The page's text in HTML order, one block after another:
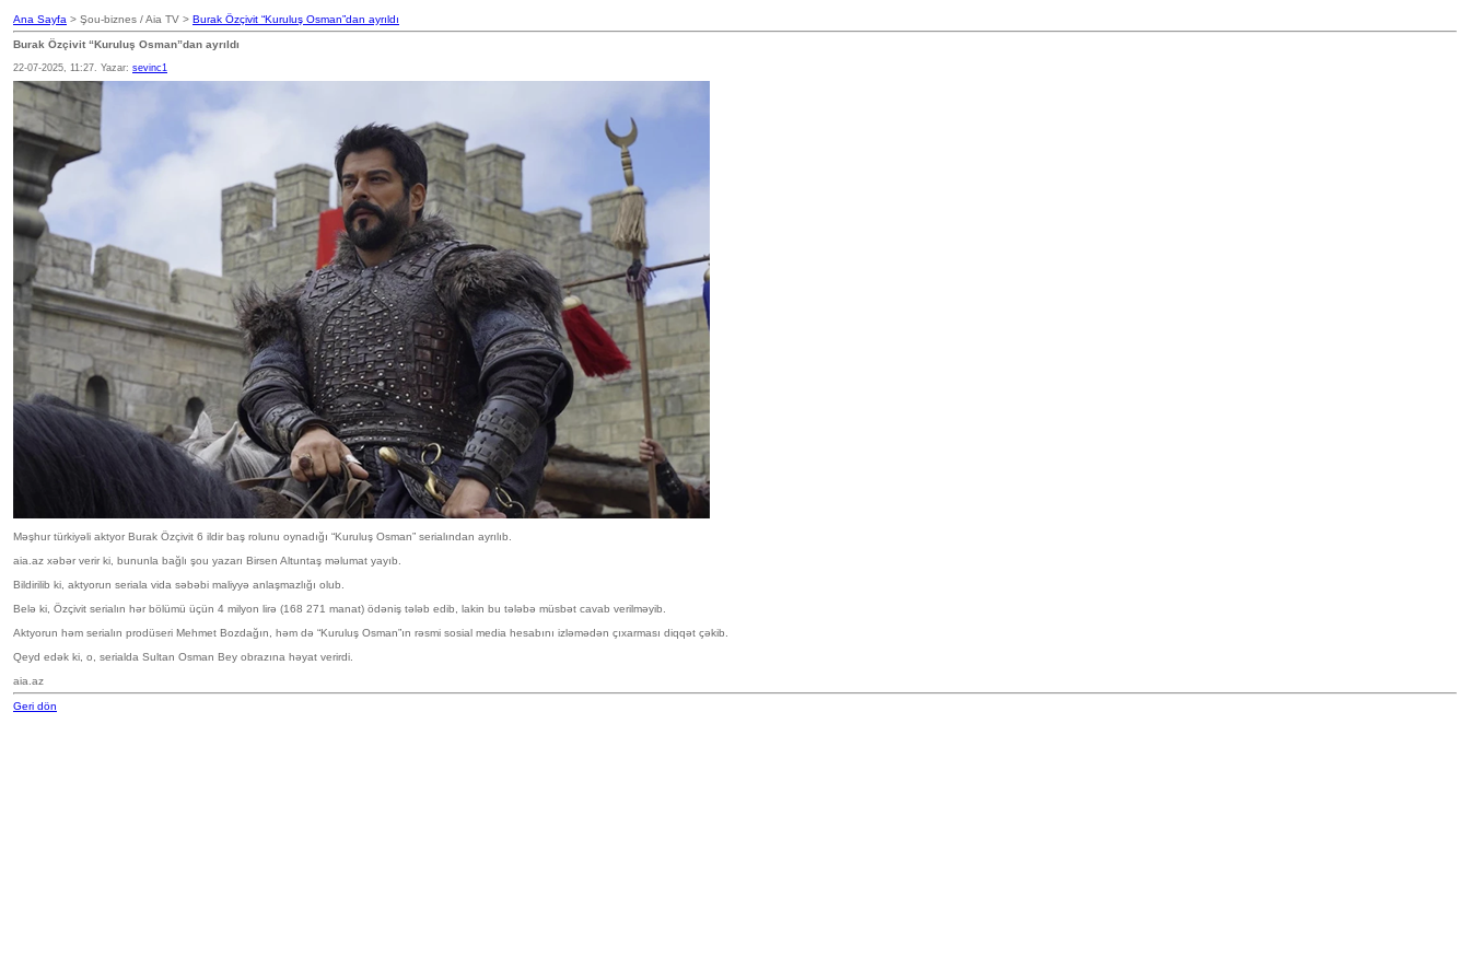
Ana Sayfa > Şou-biznes / Aia TV > Burak Özçivit “Kuruluş Osman”dan ayrıldı
Burak Özçivit “Kuruluş Osman”dan ayrıldı
22-07-2025, 11:27. Yazar: sevinc1
Məşhur türkiyəli aktyor Burak Özçivit 6 ildir baş rolunu oynadığı “Kuruluş Osman” serialından ayrılıb.
aia.az xəbər verir ki, bununla bağlı şou yazarı Birsen Altuntaş məlumat yayıb.
Bildirilib ki, aktyorun seriala vida səbəbi maliyyə anlaşmazlığı olub.
Belə ki, Özçivit serialın hər bölümü üçün 4 milyon lirə (168 271 manat) ödəniş tələb edib, lakin bu tələbə müsbət cavab verilməyib.
Aktyorun həm serialın prodüseri Mehmet Bozdağın, həm də “Kuruluş Osman”ın rəsmi sosial media hesabını izləmədən çıxarması diqqət çəkib.
Qeyd edək ki, o, serialda Sultan Osman Bey obrazına həyat verirdi.
aia.az
Geri dön